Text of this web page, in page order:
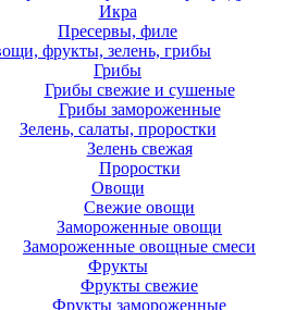
Икра
Пресервы, филе
фрукты, зелень, грибы
Грибы
Грибы свежие и сушеные
Грибы замороженные
Зелень, салаты, проростки
Зелень свежая
Проростки
Овощи
Свежие овощи
Замороженные овощи
Замороженные овощные смеси
Фрукты
Фрукты свежие
Фрукты замороженные